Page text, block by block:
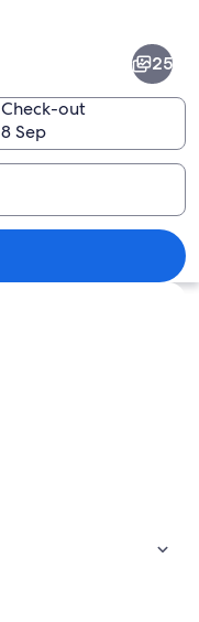
25
Check-out
8 Sep